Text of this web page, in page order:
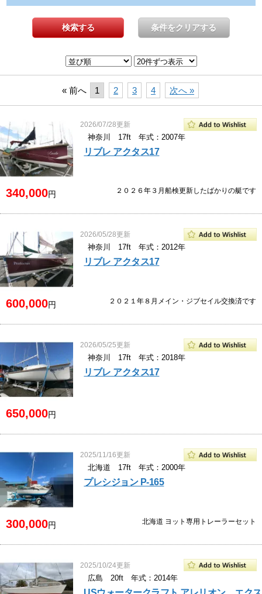
検索する 条件をクリアする
« 前へ 1 2 3 4 次へ »
2026/07/28更新
神奈川 17ft 年式：2007年
リブレ アクタス17
340,000円 ２０２６年３月船検更新したばかりの艇です
2026/05/28更新
神奈川 17ft 年式：2012年
リブレ アクタス17
600,000円 ２０２１年８月メイン・ジブセイル交換済です
2026/05/25更新
神奈川 17ft 年式：2018年
リブレ アクタス17
650,000円
2025/11/16更新
北海道 17ft 年式：2000年
プレシジョン P-165
300,000円 北海道 ヨット専用トレーラーセット
2025/10/24更新
広島 20ft 年式：2014年